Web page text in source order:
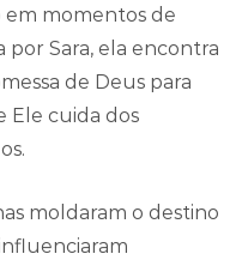
em momentos de
por Sara, ela encontra
de Deus para
Ele cuida dos
moldaram o destino